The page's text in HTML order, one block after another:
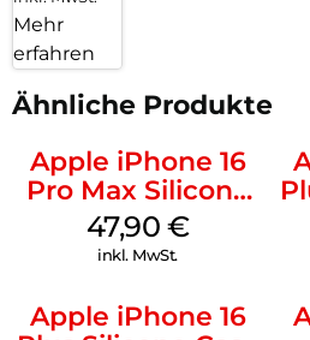
Mehr
erfahren
Ähnliche Produkte
Apple iPhone 16
Pro Max Silicone
Case MagSafe
Black
47,90 €
inkl. MwSt.
Apple iPhone 16